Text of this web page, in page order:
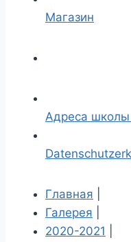
Магазин
Адреса школы
Главная
Галерея
2020-2021